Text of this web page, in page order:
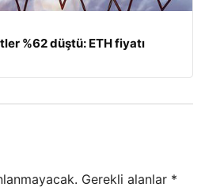
%62 düştü: ETH fiyatı
Gerekli alanlar *